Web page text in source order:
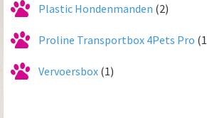
Plastic Hondenmanden (2)
Proline Transportbox 4Pets Pro
Vervoersbox (1)